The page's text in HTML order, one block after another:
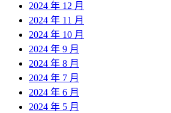
2024 年 12 月
2024 年 11 月
2024 年 10 月
2024 年 9 月
2024 年 8 月
2024 年 7 月
2024 年 6 月
2024 年 5 月